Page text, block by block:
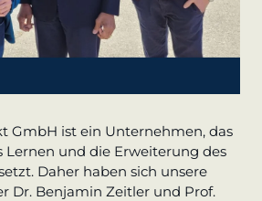
GmbH ist ein Unternehmen, das
Lernen und die Erweiterung des
Daher haben sich unsere
Dr. Benjamin Zeitler und Prof.